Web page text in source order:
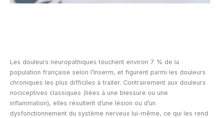
Les douleurs neuropathiques touchent environ 7 % de la
population française selon l’Inserm, et figurent parmi les douleurs
chroniques les plus difficiles à traiter. Contrairement aux douleurs
nociceptives classiques (liées à une blessure ou une
inflammation), elles résultent d’une lésion ou d’un
dysfonctionnement du système nerveux lui-même, ce qui les rend